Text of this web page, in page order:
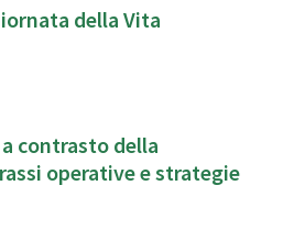
della Vita
contrasto della
operative e strategie